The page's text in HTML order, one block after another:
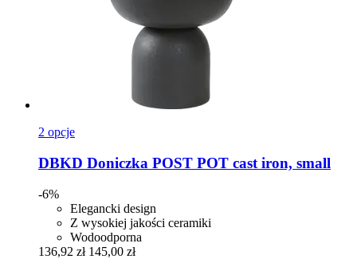
2 opcje
DBKD Doniczka POST POT cast iron, small
-6%
Elegancki design
Z wysokiej jakości ceramiki
Wodoodporna
136,92 zł 145,00 zł